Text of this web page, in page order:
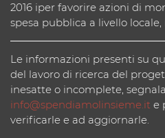
2016 iper favorire azioni di
spesa pubblica a livello locale,
Le informazioni presenti su
del lavoro di ricerca del
inesatte o incomplete,
info@spendiamolinsieme.it e
verificarle e ad aggiornarle.